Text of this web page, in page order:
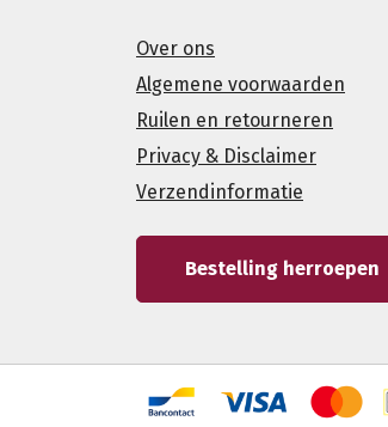
Over ons
Algemene voorwaarden
Ruilen en retourneren
Privacy & Disclaimer
Verzendinformatie
Bestelling herroepen